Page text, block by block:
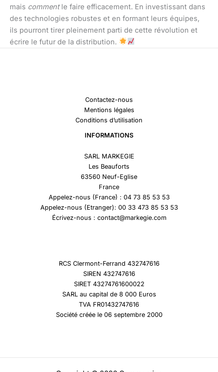
mais commentle faire efficacement. En investissant dans
des technologies robustes et en formant leurs équipes,
ils pourront tirer pleinement parti de cette révolution et
écrire le futur de la distribution.
Contactez-nous
Mentions légales
Conditions d’utilisation
INFORMATIONS
SARL MARKEGIE
Les Beauforts
63560 Neuf-Eglise
France
Appelez-nous (France) : 04 73 85 53 53
Appelez-nous (Etranger): 00 33 473 85 53 53
Écrivez-nous : contact@markegie.com
RCS Clermont-Ferrand 432747616
SIREN 432747616
SIRET 43274761600022
SARL au capital de 8 000 Euros
TVA FR01432747616
Société créée le 06 septembre 2000